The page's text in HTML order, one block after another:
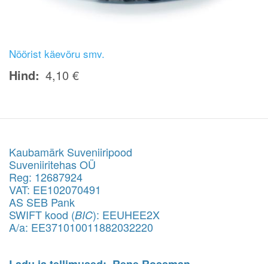
Nöörist käevõru smv.
Hind 4,10 €
Kaubamärk Suveniiripood
Suveniiritehas OÜ
Reg: 12687924
VAT: EE102070491
AS SEB Pank
SWIFT kood (BIC): EEUHEE2X
A/a: EE371010011882032220